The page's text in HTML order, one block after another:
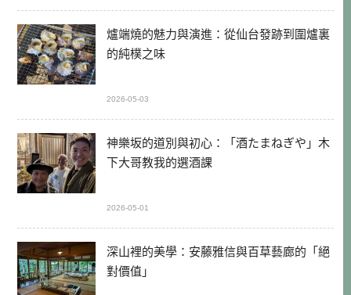
爐端燒的魅力與演進：從仙台發跡到圍爐裏
的純樸之味
2026-05-03
神樂坂的道別與初心：「酒たまねぎや」木
下大哥教我的選酒課
2026-05-01
深山裡的美學：安藤雅信與百草藝廊的「絕
對價值」